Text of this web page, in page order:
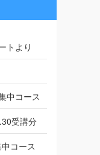
トより
中コース
受講分
コース